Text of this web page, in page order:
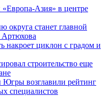
Азия» в центре
округа станет главной
Артюхова
накроет циклон с градом и
строительство еще
возглавили рейтинг
специалистов